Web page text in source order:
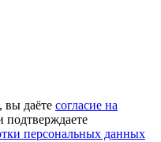
даёте согласие на
подтверждаете
персональных данных